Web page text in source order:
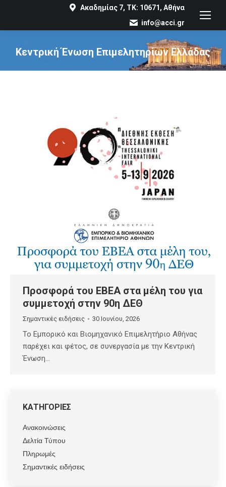
Ακαδημίας 7, ΤΚ: 10671, Αθήνα
info@acci.gr
Κεντρική Ένωση Επιμελητηρίων Ελλάδας
You are here:
Προσφορά του ΕΒΕΑ στα μέλη του για
συμμετοχή στην 90η ΔΕΘ
Σημαντικές ειδήσεις 30 Ιουνίου, 2026
Το Εμπορικό και Βιομηχανικό Επιμελητήριο Αθήνας
παρέχει και φέτος, σε συνεργασία με την Κεντρική
Ένωση…
ΚΑΤΗΓΟΡΙΕΣ
Ανακοινώσεις
Δελτία Τύπου
Πληρωμές
Σημαντικές ειδήσεις